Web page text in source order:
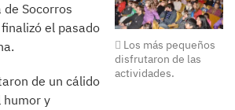
Los más pequeños
disfrutaron de las
actividades.
de Socorros
el pasado
de un cálido
humor y